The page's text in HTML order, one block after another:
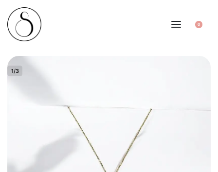
0
1/3